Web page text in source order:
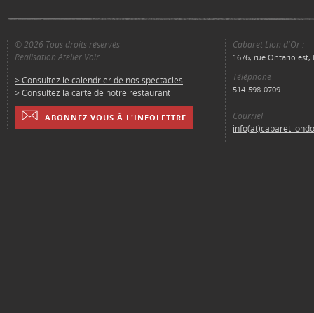
© 2026 Tous droits réservés
Réalisation Atelier Voir
> Consultez le calendrier de nos spectacles
> Consultez la carte de notre restaurant
ABONNEZ VOUS À L'INFOLETTRE
Cabaret Lion d'Or :
1676, rue Ontario est,
Téléphone
514-598-0709
Courriel